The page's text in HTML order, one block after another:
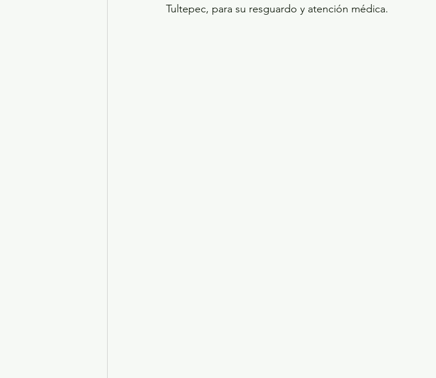
Tultepec, para su resguardo y atención médica.